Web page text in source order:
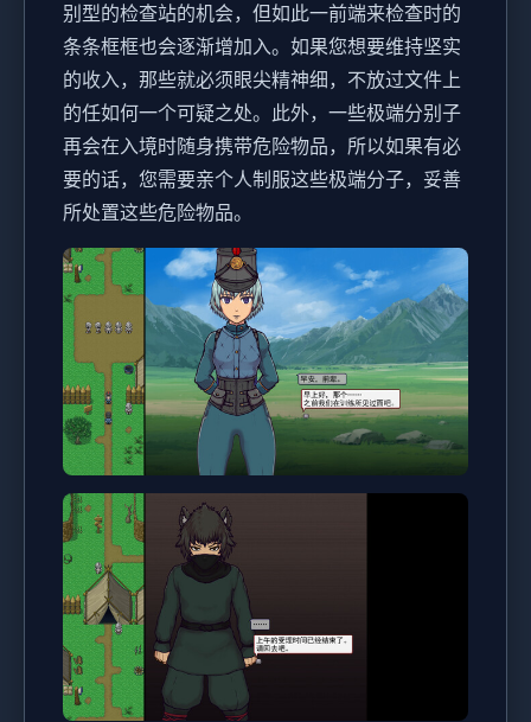
别型的检查站的机会，但如此一前端来检查时的
条条框框也会逐渐增加入。如果您想要维持坚实
的收入，那些就必须眼尖精神细，不放过文件上
的任如何一个可疑之处。此外，一些极端分别子
再会在入境时随身携带危险物品，所以如果有必
要的话，您需要亲个人制服这些极端分子，妥善
所处置这些危险物品。